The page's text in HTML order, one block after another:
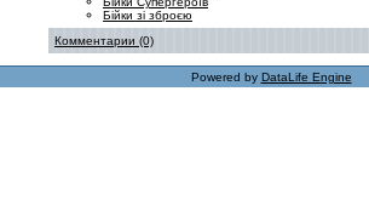
Бійки зі зброєю
Комментарии (0)
Powered by DataLife Engine